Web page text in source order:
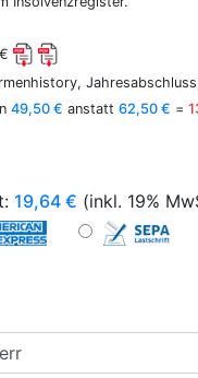
49,50 € anstatt 62,50 € =
19,64 € (inkl. 19%